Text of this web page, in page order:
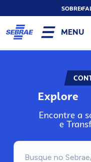
SOBRE
MENU
Explore
Encontre a
e